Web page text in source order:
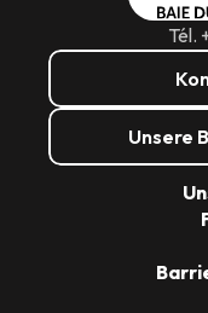
Tél.
Unsere